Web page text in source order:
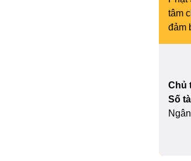
tâm
đảm
Chủ
Số